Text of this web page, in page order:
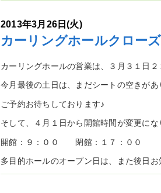
2013年3月26日(火)
カーリングホールクロー
カーリングホールの営業は、３月３１日２
今月最後の土日は、まだシートの空きが
ご予約お待ちしております♪
そして、４月１日から開館時間が変更にな
開館：９：００ 閉館：１７：００
多目的ホールのオープン日は、また後日お